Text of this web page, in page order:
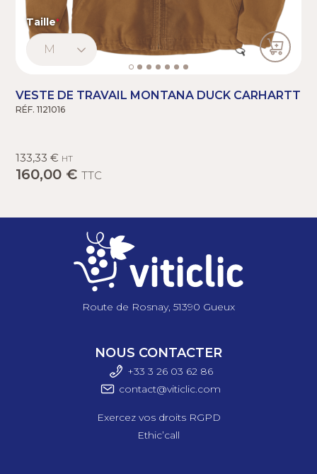
Taille
VESTE DE TRAVAIL MONTANA DUCK CARHARTT
RÉF. 1121016
133,33 € HT
160,00 € TTC
Route de Rosnay, 51390 Gueux
NOUS CONTACTER
+33 3 26 03 62 86
contact@viticlic.com
Exercez vos droits RGPD
Ethic’call